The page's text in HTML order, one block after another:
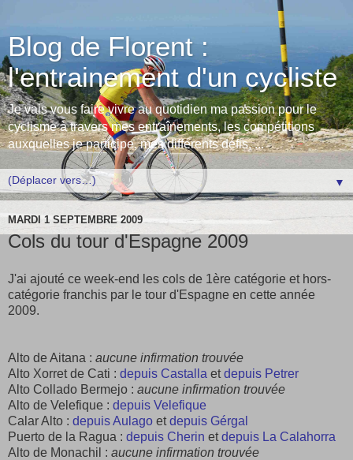
Blog de Florent :
l'entrainement d'un cycliste
Je vais vous faire vivre au quotidien ma passion pour le
cyclisme à travers mes entraînements, les compétitions
auxquelles je participe, mes différents défis, ...
▼
MARDI 1 SEPTEMBRE 2009
Cols du tour d'Espagne 2009
J'ai ajouté ce week-end les cols de 1ère catégorie et hors-
catégorie franchis par le tour d'Espagne en cette année
2009.
Alto de Aitana : aucune infirmation trouvée
Alto Xorret de Cati : depuis Castalla etdepuis Petrer
Alto Collado Bermejo : aucune infirmation trouvée
Alto de Velefique : depuis Velefique
Calar Alto : depuis Aulago etdepuis Gérgal
Puerto de la Ragua : depuis Cherin etdepuis La Calahorra
Alto de Monachil : aucune infirmation trouvée